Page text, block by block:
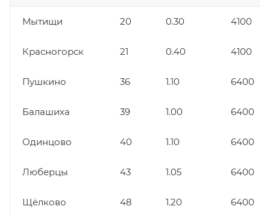
Мытищи 20 0.30 4100
Красногорск 21 0.40 4100
Пушкино 36 1.10 6400
Балашиха 39 1.00 6400
Одинцово 40 1.10 6400
Люберцы 43 1.05 6400
Щёлково 48 1.20 6400